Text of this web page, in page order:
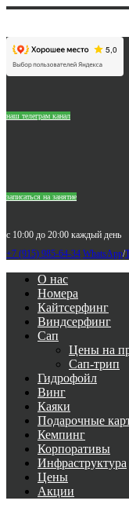
наш телеграм канал
записаться на занятие
с 10:00 до 20:00 каждый день
+7 (915) 985-64-34 WhatsApp/
О нас
Номера
Кайтсерфинг
Виндсерфинг
Сап
Цены на
Сап-трип
Гидрофойл
Винг
Каяки
Подарочные
Кемпинг
Корпоративы
Инфраструктура
Цены
Акции